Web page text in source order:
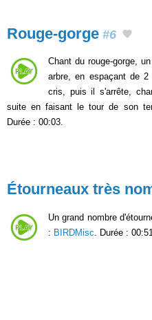
Rouge-gorge #6
Chant du rouge-gorge,
arbre, en espaçant de
cris, puis il s'arrête,
suite en faisant le tour de son
Durée : 00:03.
Étourneaux très
Un grand nombre
: BIRDMisc. Durée :